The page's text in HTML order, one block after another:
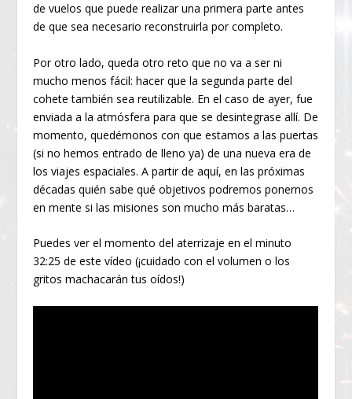
de vuelos que puede realizar una primera parte antes
de que sea necesario reconstruirla por completo.
Por otro lado, queda otro reto que no va a ser ni
mucho menos fácil: hacer que la segunda parte del
cohete también sea reutilizable. En el caso de ayer, fue
enviada a la atmósfera para que se desintegrase allí. De
momento, quedémonos con que estamos a las puertas
(si no hemos entrado de lleno ya) de una nueva era de
los viajes espaciales. A partir de aquí, en las próximas
décadas quién sabe qué objetivos podremos ponernos
en mente si las misiones son mucho más baratas…
Puedes ver el momento del aterrizaje en el minuto
32:25 de este vídeo (¡cuidado con el volumen o los
gritos machacarán tus oídos!)